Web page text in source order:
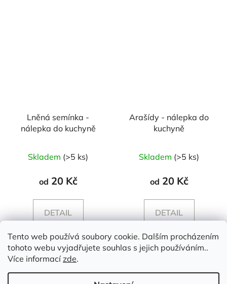
Tento web používá soubory cookie. Dalším procházením
tohoto webu vyjadřujete souhlas s jejich používáním..
Více informacízde.
Lněná semínka -
nálepka do kuchyně
Skladem (>5 ks)
od 20 Kč
DETAIL
Arašídy - nálepka do
kuchyně
Skladem (>5 ks)
od 20 Kč
DETAIL